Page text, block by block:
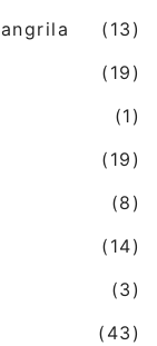
(13)
(19)
(1)
(19)
(8)
(14)
(3)
(43)